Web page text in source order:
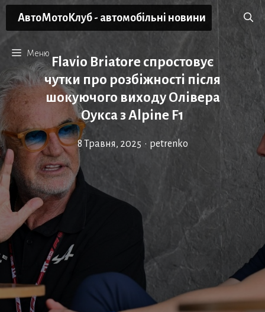
Перейти
вмісту
АвтоМотоКлуб - автомобільні новини
Меню
Flavio Briatore спростовує
чутки про розбіжності після
шокуючого виходу Олівера
Оукса з Alpine F1
8 Травня, 2025 • petrenko